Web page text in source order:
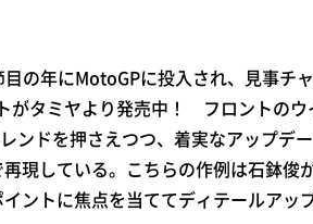
の年にMotoGPに投入され、見事チ
がタミヤより発売中！ フロントのウ
ンドを押さえつつ、着実なアップデ
現している。こちらの作例は石鉢俊が
ントに焦点を当ててディテールアッ